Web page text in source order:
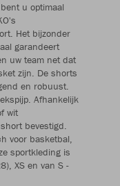
u optimaal
Het bijzonder
garandeert
uw team net dat
zijn. De shorts
en robuust.
Afhankelijk
wit
bevestigd.
voor basketbal,
sportkleding is
XS en van S -